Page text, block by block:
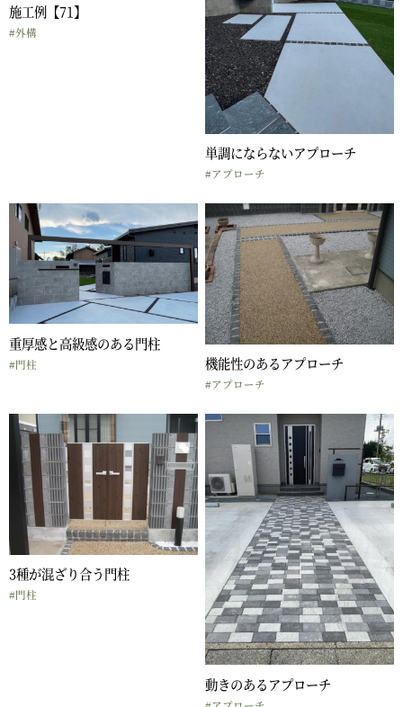
施工例【71】
#外構
単調にならないアプローチ
#アプローチ
重厚感と高級感のある門柱
#門柱 機能性のあるアプローチ
#アプローチ
3種が混ざり合う門柱
#門柱
動きのあるアプローチ